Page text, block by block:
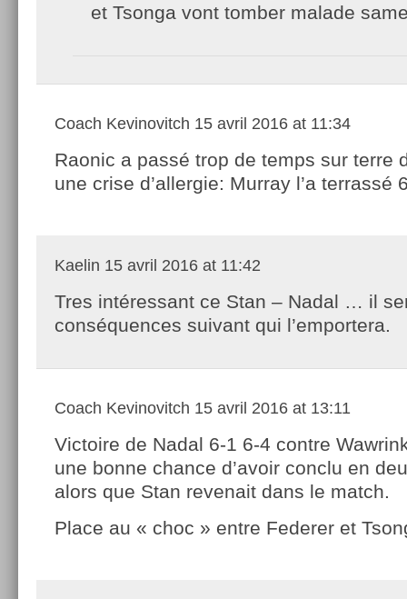
et Tsonga vont tomber malade
Coach Kevinovitch 15 avril 2016 at 11:34
Raonic a passé trop de temps sur terre
une crise d’allergie: Murray l’a terrassé
Kaelin 15 avril 2016 at 11:42
Tres intéressant ce Stan – Nadal … il
conséquences suivant qui l’emportera.
Coach Kevinovitch 15 avril 2016 at 13:11
Victoire de Nadal 6-1 6-4 contre
une bonne chance d’avoir conclu en
alors que Stan revenait dans le match.
Place au « choc » entre Federer et